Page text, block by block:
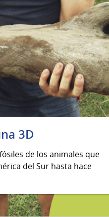
3D
de los animales que
del Sur hasta hace